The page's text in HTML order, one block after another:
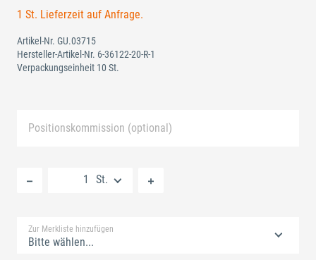
1 St. Lieferzeit auf Anfrage.
Artikel-Nr. GU.03715
Hersteller-Artikel-Nr. 6-36122-20-R-1
Verpackungseinheit 10 St.
Positionskommission (optional)
St.
Zur Merkliste hinzufügen
Bitte wählen...